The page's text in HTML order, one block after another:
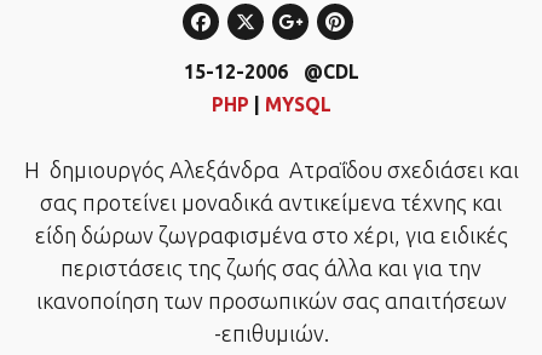
15-12-2006
@CDL
PHP
MYSQL
Η δημιουργός Αλεξάνδρα Ατραΐδου σχεδιάσει και
σας προτείνει μοναδικά αντικείμενα τέχνης και
είδη δώρων ζωγραφισμένα στο χέρι, για ειδικές
περιστάσεις της ζωής σας άλλα και για την
ικανοποίηση των προσωπικών σας απαιτήσεων
-επιθυμιών.